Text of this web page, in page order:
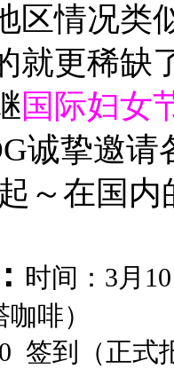
区情况类
就更稀缺
国际妇女
诚挚邀
～在国内
时间：3月
啡）
签到（正